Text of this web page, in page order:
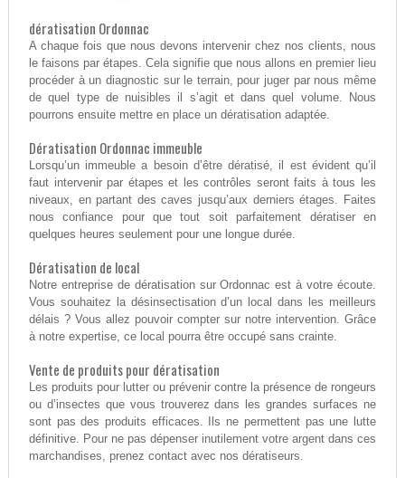
dératisation Ordonnac
A chaque fois que nous devons intervenir chez nos clients, nous
le faisons par étapes. Cela signifie que nous allons en premier lieu
procéder à un diagnostic sur le terrain, pour juger par nous même
de quel type de nuisibles il s’agit et dans quel volume. Nous
pourrons ensuite mettre en place un dératisation adaptée.
Dératisation Ordonnac immeuble
Lorsqu’un immeuble a besoin d’être dératisé, il est évident qu’il
faut intervenir par étapes et les contrôles seront faits à tous les
niveaux, en partant des caves jusqu’aux derniers étages. Faites
nous confiance pour que tout soit parfaitement dératiser en
quelques heures seulement pour une longue durée.
Dératisation de local
Notre entreprise de dératisation sur Ordonnac est à votre écoute.
Vous souhaitez la désinsectisation d’un local dans les meilleurs
délais ? Vous allez pouvoir compter sur notre intervention. Grâce
à notre expertise, ce local pourra être occupé sans crainte.
Vente de produits pour dératisation
Les produits pour lutter ou prévenir contre la présence de rongeurs
ou d’insectes que vous trouverez dans les grandes surfaces ne
sont pas des produits efficaces. Ils ne permettent pas une lutte
définitive. Pour ne pas dépenser inutilement votre argent dans ces
marchandises, prenez contact avec nos dératiseurs.